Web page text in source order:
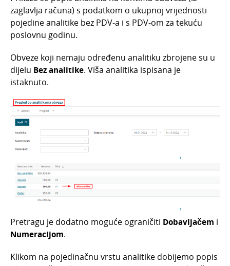
zaglavlja računa) s podatkom o ukupnoj vrijednosti
pojedine analitike bez PDV-a i s PDV-om za tekuću
poslovnu godinu.
Obveze koji nemaju određenu analitiku zbrojene su u
dijelu Bez analitike. Viša analitika ispisana je
istaknuto.
Pretragu je dodatno moguće ograničiti Dobavljačem i
Numeracijom.
Klikom na pojedinačnu vrstu analitike dobijemo popis